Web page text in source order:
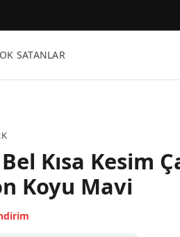
SATANLAR
Kısa Kesim
Koyu Mavi